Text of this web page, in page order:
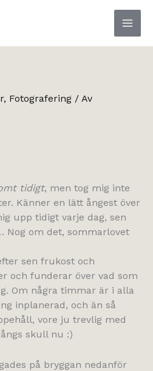
, Fotografering / Av
tidigt, men tog mig inte
Känner en lätt ångest över
upp tidigt varje dag, sen
Nog om det, sommarlovet
sen frukost och
och funderar över vad som
Om några timmar är i alla
inplanerad, och än så
vore ju trevlig med
skull nu :)
på bryggan nedanför